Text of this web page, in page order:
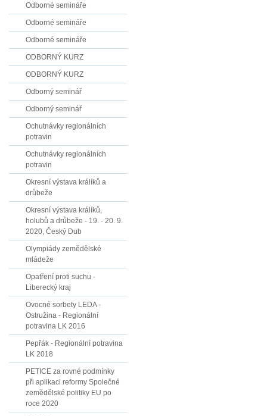
Odborné semináře
Odborné semináře
Odborné semináře
ODBORNÝ KURZ
ODBORNÝ KURZ
Odborný seminář
Odborný seminář
Ochutnávky regionálních
potravin
Ochutnávky regionálních
potravin
Okresní výstava králíků a
drůbeže
Okresní výstava králíků,
holubů a drůbeže - 19. - 20. 9.
2020, Český Dub
Olympiády zemědělské
mládeže
Opatření proti suchu -
Liberecký kraj
Ovocné sorbety LEDA -
Ostružina - Regionální
potravina LK 2016
Pepřák - Regionální potravina
LK 2018
PETICE za rovné podmínky
při aplikaci reformy Společné
zemědělské politiky EU po
roce 2020